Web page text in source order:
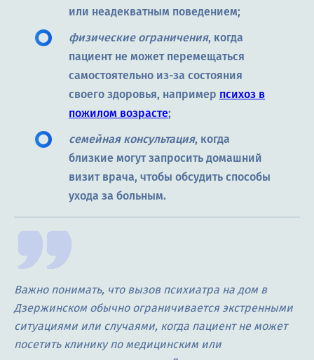
или неадекватным поведением;
физические ограничения, когда
пациент не может перемещаться
самостоятельно из-за состояния
своего здоровья, например психоз в
пожилом возрасте;
семейная консультация, когда
близкие могут запросить домашний
визит врача, чтобы обсудить способы
ухода за больным.
Важно понимать, что вызов психиатра на дом в
Дзержинском обычно ограничивается экстренными
ситуациями или случаями, когда пациент не может
посетить клинику по медицинским или